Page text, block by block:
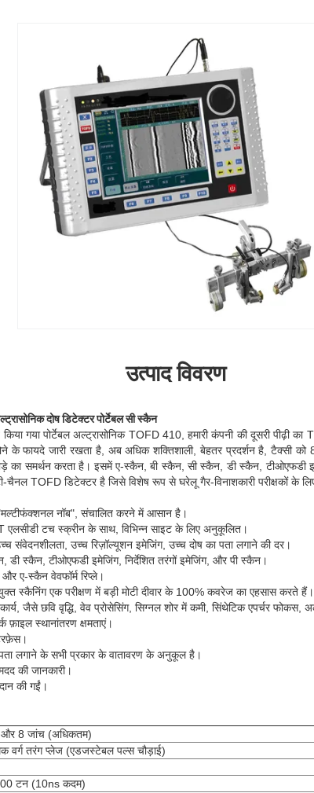
उत्पाद विवरण
दोष डिटेक्टर पोर्टेबल सी स्कैन
गया पोर्टेबल अल्ट्रासोनिक TOFD 410, हमारी कंपनी की दूसरी पीढ़ी का
के फायदे जारी रखता है, अब अधिक शक्तिशाली, बेहतर प्रदर्शन है, टैक्सी को
का समर्थन करता है। इसमें ए-स्कैन, बी स्कैन, सी स्कैन, डी स्कैन, टीओएफडी
चैनल TOFD डिटेक्टर है जिसे विशेष रूप से घरेलू गैर-विनाशकारी परीक्षकों के
नॉब", संचालित करने में आसान है।
टच स्क्रीन के साथ, विभिन्न साइट के लिए अनुकूलित।
संवेदनशीलता, उच्च रिज़ॉल्यूशन इमेजिंग, उच्च दोष का पता लगाने की दर।
स्कैन, टीओएफडी इमेजिंग, निर्देशित तरंगों इमेजिंग, और पी स्कैन।
ए-स्कैन वेवफॉर्म रिप्ले।
स्कैनिंग एक परीक्षण में बड़ी मोटी दीवार के 100% कवरेज का एहसास करते हैं।
जैसे छवि वृद्धि, वेव प्रोसेसिंग, सिग्नल शोर में कमी, सिंथेटिक एपर्चर फोकस,
फ़ाइल स्थानांतरण क्षमताएं।
लगाने के सभी प्रकार के वातावरण के अनुकूल है।
की जानकारी।
की गईं।
8 जांच (अधिकतम)
वर्ग तरंग प्लेज (एडजस्टेबल पल्स चौड़ाई)
टन (10ns कदम)